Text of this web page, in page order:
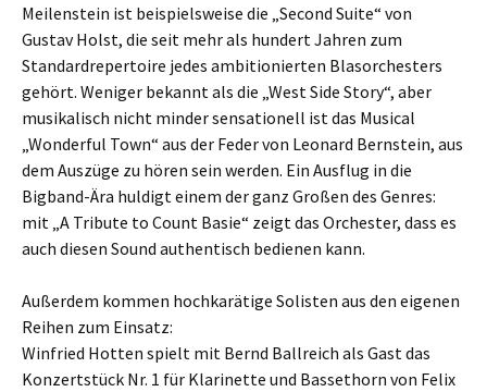
Meilenstein ist beispielsweise die „Second Suite“ von
Gustav Holst, die seit mehr als hundert Jahren zum
Standardrepertoire jedes ambitionierten Blasorchesters
gehört. Weniger bekannt als die „West Side Story“, aber
musikalisch nicht minder sensationell ist das Musical
„Wonderful Town“ aus der Feder von Leonard Bernstein, aus
dem Auszüge zu hören sein werden. Ein Ausflug in die
Bigband-Ära huldigt einem der ganz Großen des Genres:
mit „A Tribute to Count Basie“ zeigt das Orchester, dass es
auch diesen Sound authentisch bedienen kann.
Außerdem kommen hochkarätige Solisten aus den eigenen
Reihen zum Einsatz:
Winfried Hotten spielt mit Bernd Ballreich als Gast das
Konzertstück Nr. 1 für Klarinette und Bassethorn von Felix